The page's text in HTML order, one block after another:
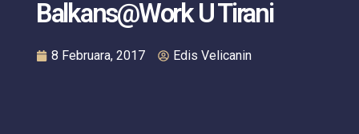
Balkans@Work U Tirani
8 Februara, 2017 Edis Velicanin